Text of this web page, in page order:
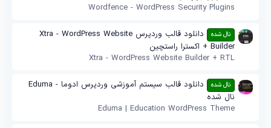
Wordfence - WordPress Security Plugins
نال شده
دانلود قالب وردپرس Xtra - WordPress Website
Builder + اکسترا راستچین
Xtra - WordPress Website Builder + RTL
نال شده
دانلود قالب سیستم آموزشی وردپرس ادوما - Eduma
نال شده
Eduma | Education WordPress Theme